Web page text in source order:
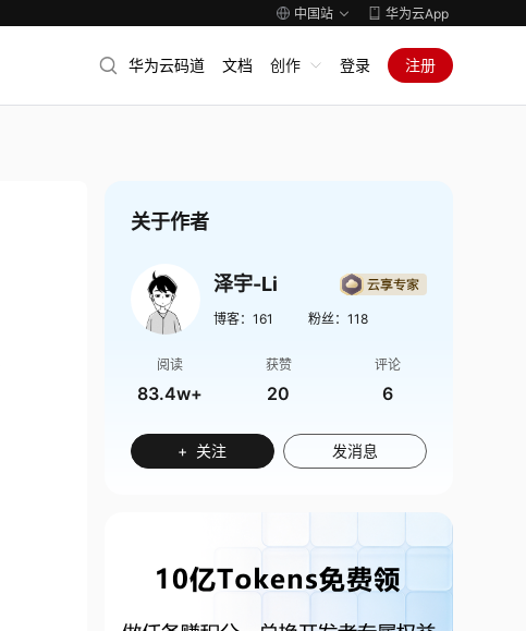
中国站 华为云App
华为云码道 文档 创作 登录 注册
关于作者
泽宇-Li
博客： 161 粉丝： 118
阅读
83.4w+
获赞
20
评论
6
+ 关注 发消息